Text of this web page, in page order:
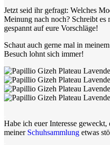
Jetzt seid ihr gefragt: Welches
Meinung nach noch? Schreibt
gespannt auf eure Vorschläge!
Schaut auch gerne mal in meinem
Besuch lohnt sich immer!
Habe ich euer Interesse
meiner Schuhsammlung etwas